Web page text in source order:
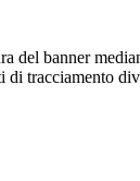
del banner
di tracciamento